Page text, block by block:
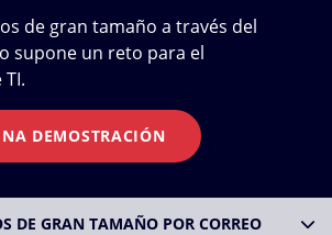
de gran tamaño a través del
supone un reto para el
DEMOSTRACIÓN
DE GRAN TAMAÑO POR CORREO